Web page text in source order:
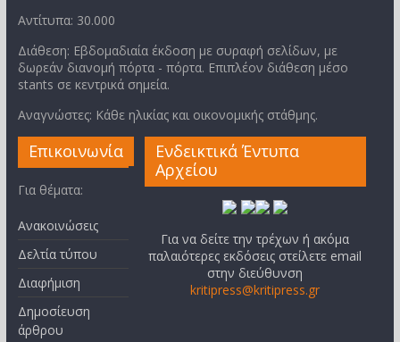
Αντίτυπα: 30.000
Διάθεση: Εβδομαδιαία έκδοση με συραφή σελίδων, με
δωρεάν διανομή πόρτα - πόρτα. Επιπλέον διάθεση μέσο
stants σε κεντρικά σημεία.
Αναγνώστες: Κάθε ηλικίας και οικονομικής στάθμης.
Επικοινωνία
Για θέματα:
Ανακοινώσεις
Δελτία τύπου
Διαφήμιση
Δημοσίευση
άρθρου
Ενδεικτικά Έντυπα
Αρχείου
Για να δείτε την τρέχων ή ακόμα
παλαιότερες εκδόσεις στείλετε email
στην διεύθυνση
kritipress@kritipress.gr